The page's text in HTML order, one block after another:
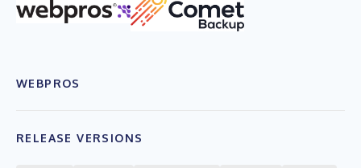
WEBPROS
RELEASE VERSIONS